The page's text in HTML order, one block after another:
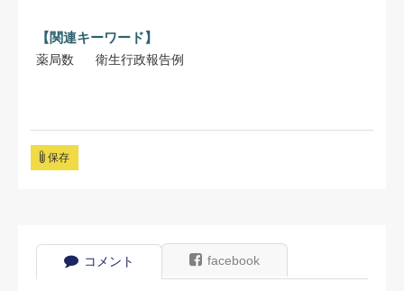
【関連キーワード】
薬局数 衛生行政報告例
保存
コメント facebook